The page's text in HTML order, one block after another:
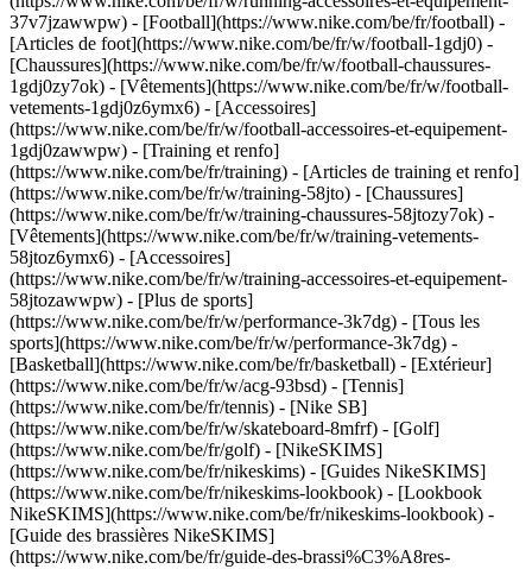
37v7jzawwpw) - [Football](https://www.nike.com/be/fr/football) -
[Articles de foot](https://www.nike.com/be/fr/w/football-1gdj0) -
[Chaussures](https://www.nike.com/be/fr/w/football-chaussures-
1gdj0zy7ok) - [Vêtements](https://www.nike.com/be/fr/w/football-
vetements-1gdj0z6ymx6) - [Accessoires]
(https://www.nike.com/be/fr/w/football-accessoires-et-equipement-
1gdj0zawwpw) - [Training et renfo]
(https://www.nike.com/be/fr/training) - [Articles de training et renfo]
(https://www.nike.com/be/fr/w/training-58jto) - [Chaussures]
(https://www.nike.com/be/fr/w/training-chaussures-58jtozy7ok) -
[Vêtements](https://www.nike.com/be/fr/w/training-vetements-
58jtoz6ymx6) - [Accessoires]
(https://www.nike.com/be/fr/w/training-accessoires-et-equipement-
58jtozawwpw) - [Plus de sports]
(https://www.nike.com/be/fr/w/performance-3k7dg) - [Tous les
sports](https://www.nike.com/be/fr/w/performance-3k7dg) -
[Basketball](https://www.nike.com/be/fr/basketball) - [Extérieur]
(https://www.nike.com/be/fr/w/acg-93bsd) - [Tennis]
(https://www.nike.com/be/fr/tennis) - [Nike SB]
(https://www.nike.com/be/fr/w/skateboard-8mfrf) - [Golf]
(https://www.nike.com/be/fr/golf) - [NikeSKIMS]
(https://www.nike.com/be/fr/nikeskims) - [Guides NikeSKIMS]
(https://www.nike.com/be/fr/nikeskims-lookbook) - [Lookbook
NikeSKIMS](https://www.nike.com/be/fr/nikeskims-lookbook) -
[Guide des brassières NikeSKIMS]
(https://www.nike.com/be/fr/guide-des-brassi%C3%A8res-